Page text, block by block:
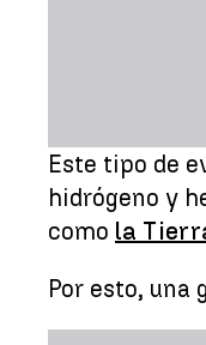
Este tipo de
hidrógeno y
como la
Por esto, una